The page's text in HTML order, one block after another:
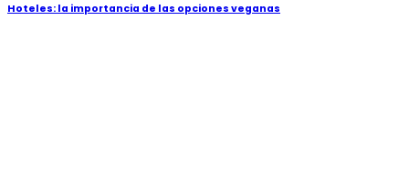
Hoteles: la importancia de las opciones veganas